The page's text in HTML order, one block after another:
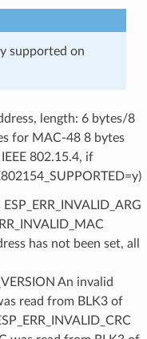
supported on
length: 6 bytes/8
for MAC-48 8 bytes
802.15.4, if
has not been set, all
An invalid
read from BLK3 of